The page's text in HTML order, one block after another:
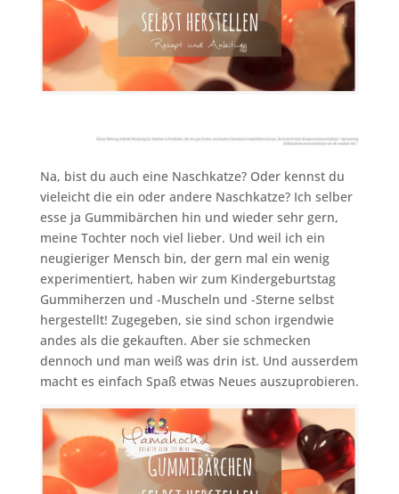
Na, bist du auch eine Naschkatze? Oder kennst du
vieleicht die ein oder andere Naschkatze? Ich selber
esse ja Gummibärchen hin und wieder sehr gern,
meine Tochter noch viel lieber. Und weil ich ein
neugieriger Mensch bin, der gern mal ein wenig
experimentiert, haben wir zum Kindergeburtstag
Gummiherzen und -Muscheln und -Sterne selbst
hergestellt! Zugegeben, sie sind schon irgendwie
andes als die gekauften. Aber sie schmecken
dennoch und man weiß was drin ist. Und ausserdem
macht es einfach Spaß etwas Neues auszuprobieren.